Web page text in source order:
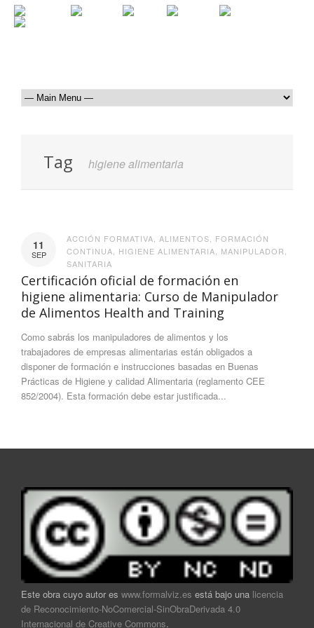
Tag higiene alimentaria
11
SEP
ACCIÓN FORMATIVA ALIMENTOS
FORMACIÓN
CONTINUA
HIGIENE ALIMENTARIA MANIPULADOR
SANITARIA
Certificación oficial de formación en
higiene alimentaria: Curso de Manipulador
de Alimentos Health and Training
Como sabrás los manipuladores de alimentos y los
trabajadores de empresas alimentarias están obligados a
disponer de formación e instrucciones basadas en Buenas
Prácticas de Higiene y calidad Alimentaria (reglamento CEE
852/2004). Esta formación debe estar justificada...
Este obra cuyo autor es www.formalviz.es está bajo una licencia
de Reconocimiento-NoComercial-SinObraDerivada 4.0
Internacional de Creative Commons.